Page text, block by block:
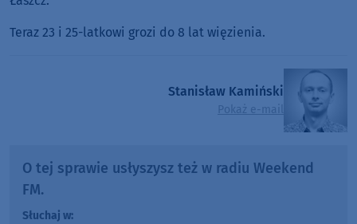
Teraz 23 i 25-latkowi grozi do 8 lat więzienia.
Stanisław Kamiński
Pokaż e-mail
O tej sprawie usłyszysz też w radiu Weekend
FM.
Słuchaj w: